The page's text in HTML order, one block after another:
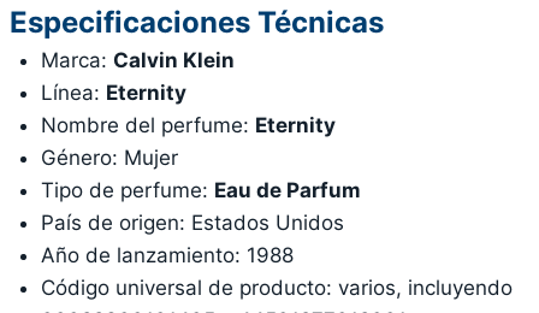
Especificaciones Técnicas
Marca: Calvin Klein
Línea: Eternity
Nombre del perfume: Eternity
Género: Mujer
Tipo de perfume: Eau de Parfum
País de origen: Estados Unidos
Año de lanzamiento: 1988
Código universal de producto: varios, incluyendo